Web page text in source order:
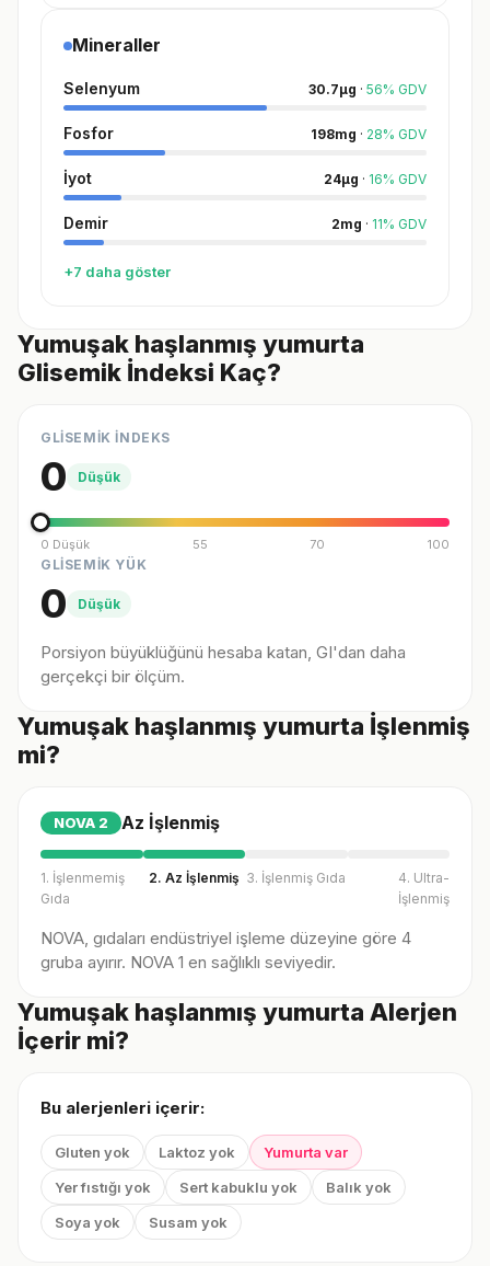
Mineraller
Selenyum 30.7µg · 56% GDV
Fosfor 198mg · 28% GDV
İyot 24µg · 16% GDV
Demir 2mg · 11% GDV
+7 daha göster
Yumuşak haşlanmış yumurta
Glisemik İndeksi Kaç?
GLİSEMİK İNDEKS
0 Düşük
0 Düşük 55 70 100
GLİSEMİK YÜK
0 Düşük
Porsiyon büyüklüğünü hesaba katan, GI'dan daha
gerçekçi bir ölçüm.
Yumuşak haşlanmış yumurta İşlenmiş
mi?
NOVA 2 Az İşlenmiş
1. İşlenmemiş
Gıda
2. Az İşlenmiş 3. İşlenmiş Gıda
4. Ultra-
İşlenmiş
NOVA, gıdaları endüstriyel işleme düzeyine göre 4
gruba ayırır. NOVA 1 en sağlıklı seviyedir.
Yumuşak haşlanmış yumurta Alerjen
İçerir mi?
Bu alerjenleri içerir:
Gluten yok Laktoz yok
Yumurta var
Yer fıstığı yok
Sert kabuklu yok
Balık yok
Soya yok
Susam yok